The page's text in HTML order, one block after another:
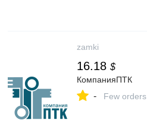
zamki
16.18 $
КомпанияПТК
- Few orders